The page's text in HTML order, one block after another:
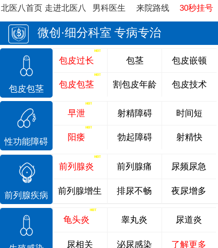
北医八首页 走进北医八 男科医生 来院路线 30秒挂号
微创·细分科室 专病专治
包皮包茎
包皮过长
包皮包茎
包茎
割包皮年龄
包皮嵌顿
包皮技术
性功能障碍
早泄
阳痿
射精障碍
勃起障碍
时间短
射精快
前列腺疾病
前列腺炎 前列腺痛 尿频尿急
前列腺增生 排尿不畅 夜尿增多
龟头炎 睾丸炎 尿道炎
尿相关 泌尿感染 了解更多